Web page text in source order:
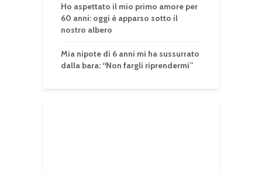
Ho aspettato il mio primo amore per
60 anni: oggi è apparso sotto il
nostro albero
Mia nipote di 6 anni mi ha sussurrato
dalla bara: “Non fargli riprendermi”